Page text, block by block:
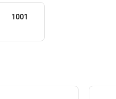
1001